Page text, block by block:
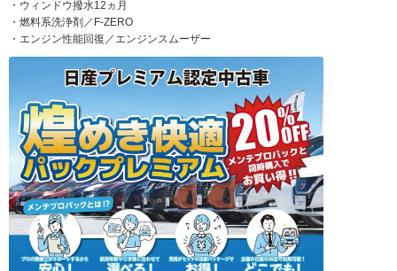
・ウィンドウ撥水12ヵ月
・燃料系洗浄剤／F-ZERO
・エンジン性能回復／エンジンスムーザー